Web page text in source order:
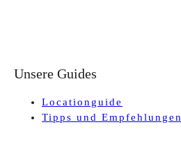
Unsere Guides
Locationguide
Tipps und Empfehlungen